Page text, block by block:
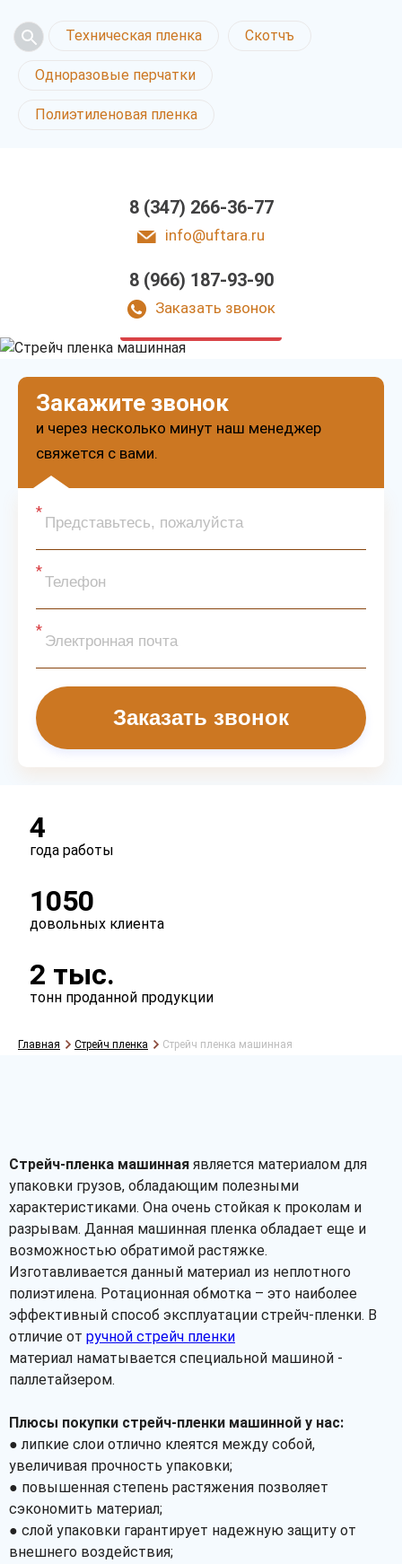
Техническая пленка Скотчъ
Одноразовые перчатки
Полиэтиленовая пленка
8 (347) 266-36-77
info@uftara.ru
8 (966) 187-93-90
Заказать звонок
Стрейч пленка
машинная в Уфе
Закажите звонок
и через несколько минут наш менеджер
свяжется с вами.
Заказать звонок
4
года работы
1050
довольных клиента
2 тыс.
тонн проданной продукции
Главная Стрейч пленка Стрейч пленка машинная
Стрейч-пленка машинная является материалом для
упаковки грузов, обладающим полезными
характеристиками. Она очень стойкая к проколам и
разрывам. Данная машинная пленка обладает еще и
возможностью обратимой растяжке.
Изготавливается данный материал из неплотного
полиэтилена. Ротационная обмотка – это наиболее
эффективный способ эксплуатации стрейч-пленки. В
отличие от ручной стрейч пленки
материал наматывается специальной машиной -
паллетайзером.
Плюсы покупки стрейч-пленки машинной у нас:
● липкие слои отлично клеятся между собой,
увеличивая прочность упаковки;
● повышенная степень растяжения позволяет
сэкономить материал;
● слой упаковки гарантирует надежную защиту от
внешнего воздействия;